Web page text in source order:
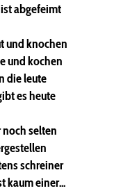
abgefeimt
und knochen
und kochen
die leute
es heute
selten
schreiner
kaum einer...